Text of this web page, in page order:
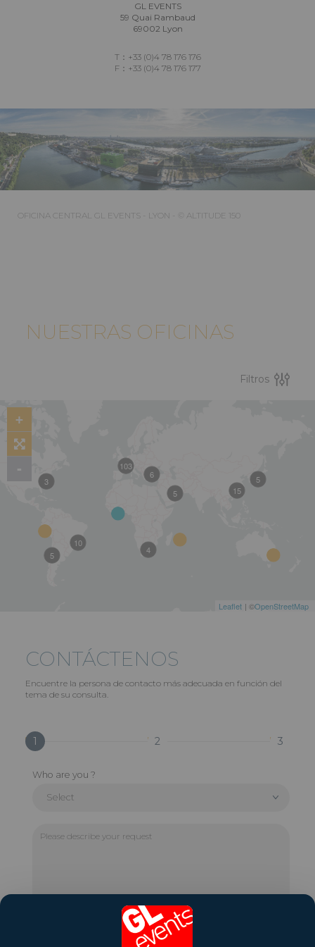
GL EVENTS
59 Quai Rambaud
69002 Lyon
T：+33 (0)4 78 176 176
F：+33 (0)4 78 176 177
OFICINA CENTRAL GL EVENTS - LYON - © ALTITUDE 150
NUESTRAS OFICINAS
Filtros
3
5
5
5
6
15
10
4
103
+
Leaflet | ©OpenStreetMap
CONTÁCTENOS
Encuentre la persona de contacto más adecuada en función del
tema de su consulta.
1 2 3
Who are you ?
Select
describe